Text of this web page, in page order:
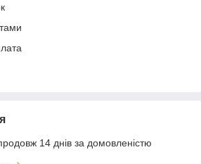
14 днів за домовленістю